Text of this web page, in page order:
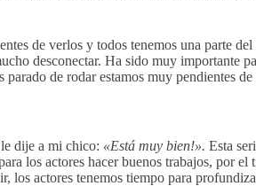
de verlos y todos tenemos una parte
desconectar. Ha sido muy importante
de rodar estamos muy pendientes
dije a mi chico: «Está muy bien!». Esta
los actores hacer buenos trabajos, por
los actores tenemos tiempo para